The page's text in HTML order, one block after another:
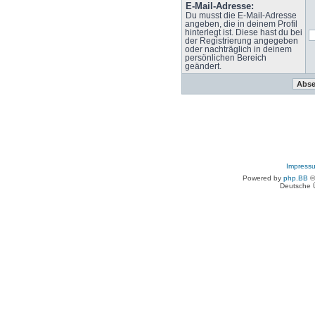
E-Mail-Adresse:
Du musst die E-Mail-Adresse
angeben, die in deinem Profil
hinterlegt ist. Diese hast du bei
der Registrierung angegeben
oder nachträglich in deinem
persönlichen Bereich
geändert.
Powered by php.BB
Deutsche